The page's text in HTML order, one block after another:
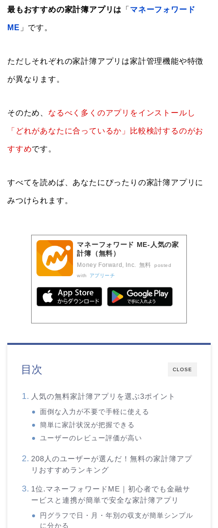
最もおすすめの家計簿アプリは 「 マネーフォワード
ME 」です。
ただしそれぞれの家計簿アプリは家計管理機能や特徴
が異なります。
そのため、 なるべく多くのアプリをインストールし
「どれがあなたに合っているか」比較検討するのがお
すすめです。
すべてを読めば、あなたにぴったりの家計簿アプリに
みつけられます。
マネーフォワード ME-人気の家
計簿（無料）
Money Forward, Inc. 無料
posted
with
アプリーチ
CLOSE
目次
人気の無料家計簿アプリを選ぶ3ポイント
面倒な入力が不要で手軽に使える
簡単に家計状況が把握できる
ユーザーのレビュー評価が高い
208人のユーザーが選んだ！無料の家計簿アプ
リおすすめランキング
1位.マネーフォワードME｜初心者でも金融サ
ービスと連携が簡単で安全な家計簿アプリ
円グラフで日・月・年別の収支が簡単シンプル
に分かる